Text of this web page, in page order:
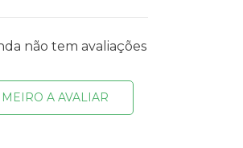
não tem avaliações
A AVALIAR